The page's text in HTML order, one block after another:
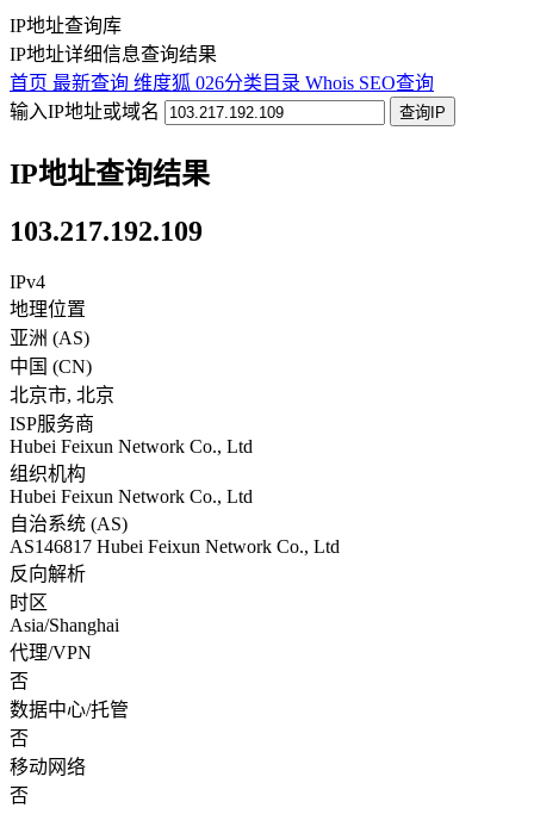
IP地址查询库
IP地址详细信息查询结果
首页 最新查询 维度狐 026分类目录 Whois SEO查询
输入IP地址或域名
查询IP
IP地址查询结果
103.217.192.109
IPv4
地理位置
亚洲 (AS)
中国 (CN)
北京市, 北京
ISP服务商
Hubei Feixun Network Co., Ltd
组织机构
Hubei Feixun Network Co., Ltd
自治系统 (AS)
AS146817 Hubei Feixun Network Co., Ltd
反向解析
时区
Asia/Shanghai
代理/VPN
否
数据中心/托管
否
移动网络
否